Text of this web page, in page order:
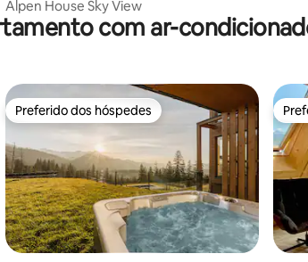
Alpen House Sky View
com ar-
Preferido dos hóspedes
Preferido dos hóspedes